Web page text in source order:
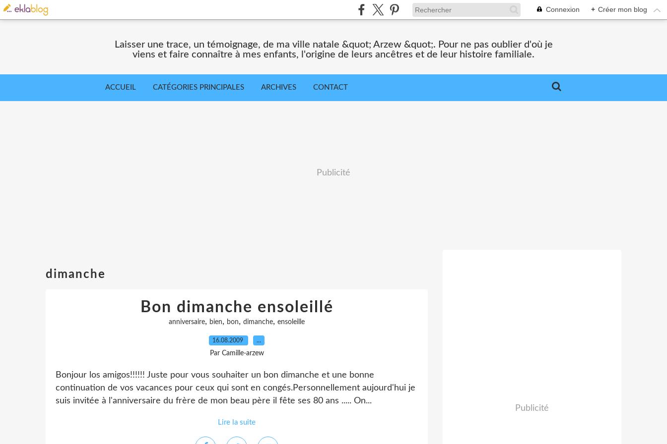
Connexion + Créer mon blog
Laisser une trace, un témoignage, de ma ville natale &quot; Arzew &quot;. Pour ne pas oublier d'où je
viens et faire connaître à mes enfants, l'origine de leurs ancêtres et de leur histoire familiale.
ACCUEIL CATÉGORIES PRINCIPALES ARCHIVES CONTACT
Publicité
dimanche
Bon dimanche ensoleillé
anniversaire, bien, bon, dimanche, ensoleille
16.08.2009 …
Par Camille-arzew
Bonjour los amigos!!!!!! Juste pour vous souhaiter un bon dimanche et une bonne
continuation de vos vacances pour ceux qui sont en congés.Personnellement aujourd'hui je
suis invitée à l'anniversaire du frère de mon beau père il fête ses 80 ans ..... On...
Lire la suite
Publicité